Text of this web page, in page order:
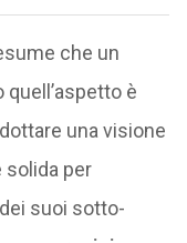
che un
è
una visione
solida per
suoi sotto-